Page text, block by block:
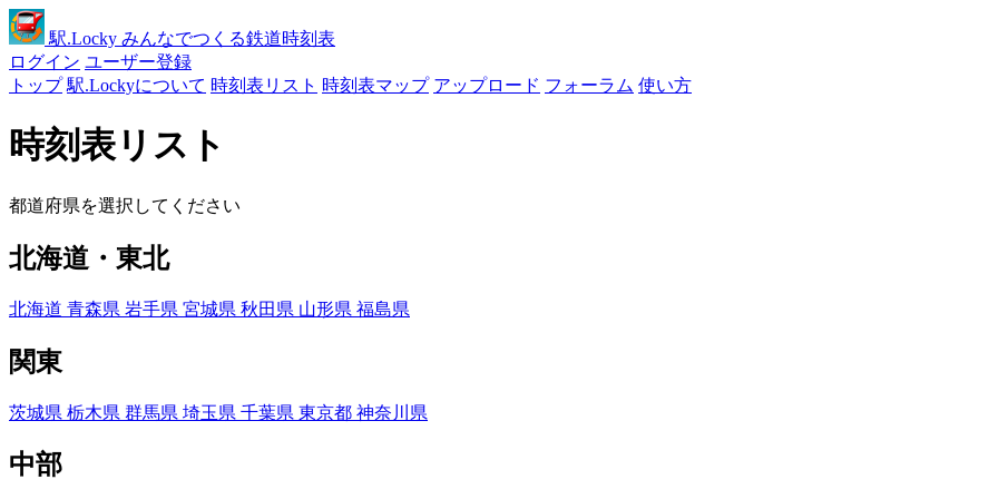
駅.Locky みんなでつくる鉄道時刻表
ログイン ユーザー登録
トップ 駅.Lockyについて 時刻表リスト 時刻表マップ アップロード フォーラム 使い方
時刻表リスト
都道府県を選択してください
北海道・東北
北海道 青森県 岩手県 宮城県 秋田県 山形県 福島県
関東
茨城県 栃木県 群馬県 埼玉県 千葉県 東京都 神奈川県
中部